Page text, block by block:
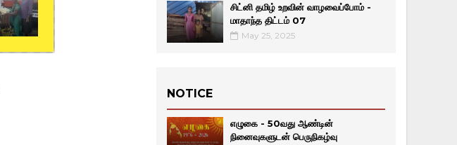
சிட்னி தமிழ் உறவின் வாழவைப்போம் -
மாதாந்த திட்டம் 07
May 25, 2025
NOTICE
எழுகை - 50வது ஆண்டின்
நினைவுகளுடன் பெருநிகழ்வு